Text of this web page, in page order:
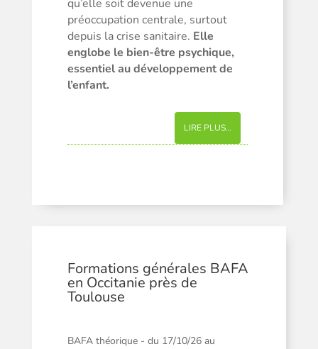
qu’elle soit devenue une
préoccupation centrale, surtout
depuis la crise sanitaire. Elle
englobe le bien-être psychique,
essentiel au développement de
l’enfant.
LIRE PLUS…
Formations générales BAFA
en Occitanie près de
Toulouse
BAFA théorique - du 17/10/26 au